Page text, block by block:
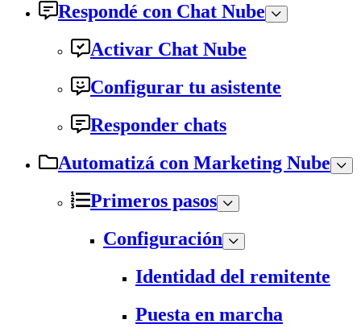
Respondé con Chat Nube
Activar Chat Nube
Configurar tu asistente
Responder chats
Automatizá con Marketing Nube
Primeros pasos
Configuración
Identidad del remitente
Puesta en marcha